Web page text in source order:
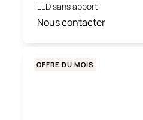
LLD sans apport
Nous contacter
OFFRE DU MOIS